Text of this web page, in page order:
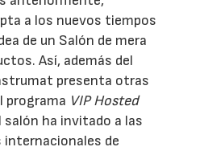
a los nuevos tiempos
de un Salón de mera
Así, además del
presenta otras
programa VIP Hosted
salón ha invitado a las
internacionales de